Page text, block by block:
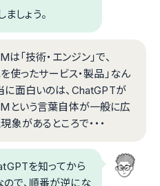
しょう。
は「技術・エンジン」で、
使ったサービス・製品」なん
に面白いのは、ChatGPTが
という言葉自体が一般に広
象があるところで・・・
を知ってから
で、順番が逆にな